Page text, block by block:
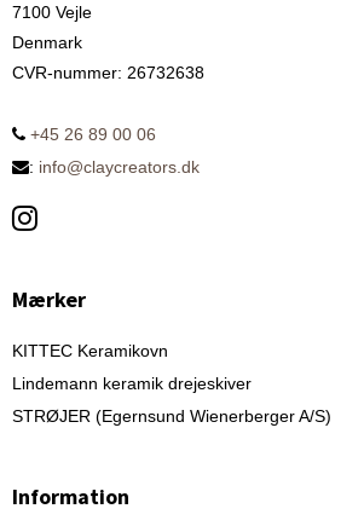
7100 Vejle
Denmark
CVR-nummer: 26732638
+45 26 89 00 06
: info@claycreators.dk
Mærker
KITTEC Keramikovn
Lindemann keramik drejeskiver
STRØJER (Egernsund Wienerberger A/S)
Information